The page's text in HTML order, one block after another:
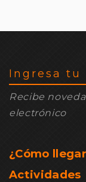
Recibe
electrónico
¿Cómo
Actividades